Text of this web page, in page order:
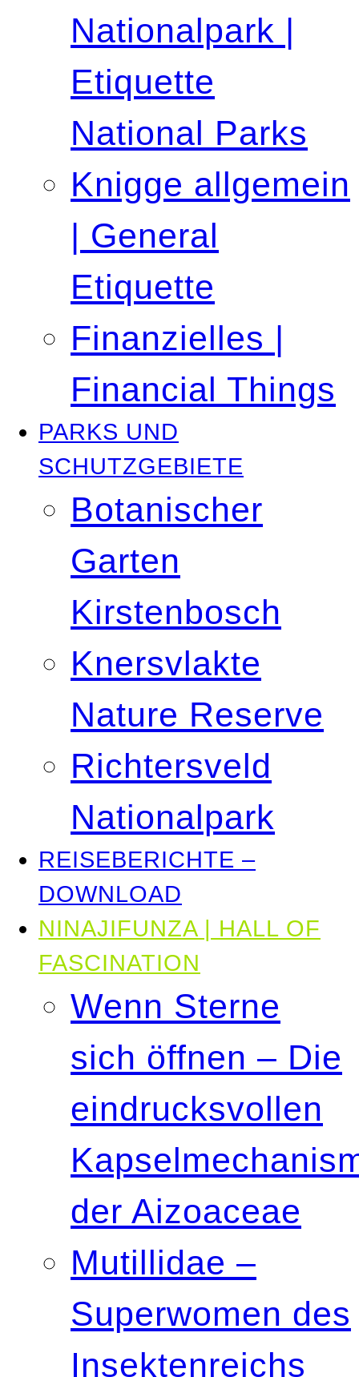
Nationalpark |
Etiquette
National Parks
Knigge allgemein
| General
Etiquette
Finanzielles |
Financial Things
PARKS UND
SCHUTZGEBIETE
Botanischer
Garten
Kirstenbosch
Knersvlakte
Nature Reserve
Richtersveld
Nationalpark
REISEBERICHTE –
DOWNLOAD
NINAJIFUNZA | HALL OF
FASCINATION
Wenn Sterne
sich öffnen – Die
eindrucksvollen
der Aizoaceae
Mutillidae –
Superwomen des
Insektenreichs